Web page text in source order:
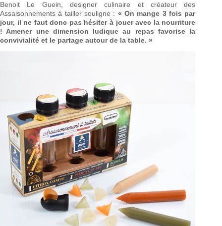
Benoit Le Guein, designer culinaire et créateur des
Assaisonnements à tailler souligne : « On mange 3 fois par
jour, il ne faut donc pas hésiter à jouer avec la nourriture
! Amener une dimension ludique au repas favorise la
convivialité et le partage autour de la table. »